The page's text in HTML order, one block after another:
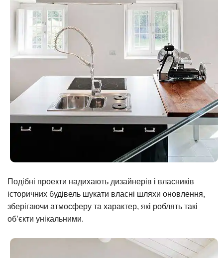
Подібні проекти надихають дизайнерів і власників
історичних будівель шукати власні шляхи оновлення,
зберігаючи атмосферу та характер, які роблять такі
об’єкти унікальними.